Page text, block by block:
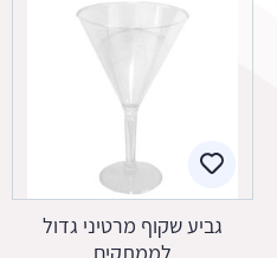
גביע שקוף מרטיני גדול